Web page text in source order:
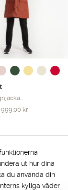
999.00kr
ut hur dina
du använda din
kyliga väder